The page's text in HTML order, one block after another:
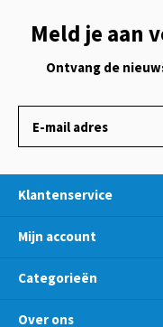
Meld je aan
Ontvang de
Klantenservice
Mijn account
Categorieën
Over ons